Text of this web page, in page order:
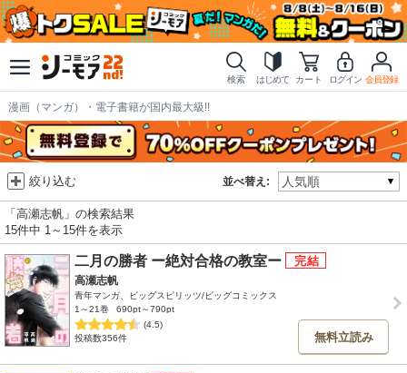
検索 はじめて カート ログイン 会員登録
漫画（マンガ）・電子書籍が国内最大級!!
並べ替え:
絞り込む
「高瀬志帆」の検索結果
15件中 1～15件を表示
二月の勝者 ー絶対合格の教室ー
高瀬志帆
青年マンガ、ビッグスピリッツ/ビッグコミックス
1～21巻
690pt～790pt
(4.5)
投稿数356件
無料立読み